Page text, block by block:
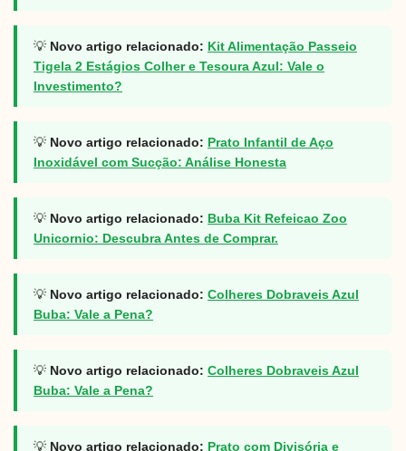
💡 Novo artigo relacionado: Kit Alimentação Passeio
Tigela 2 Estágios Colher e Tesoura Azul: Vale o
Investimento?
💡 Novo artigo relacionado: Prato Infantil de Aço
Inoxidável com Sucção: Análise Honesta
💡 Novo artigo relacionado: Buba Kit Refeicao Zoo
Unicornio: Descubra Antes de Comprar.
💡 Novo artigo relacionado: Colheres Dobraveis Azul
Buba: Vale a Pena?
💡 Novo artigo relacionado: Colheres Dobraveis Azul
Buba: Vale a Pena?
💡 Novo artigo relacionado: Prato com Divisória e